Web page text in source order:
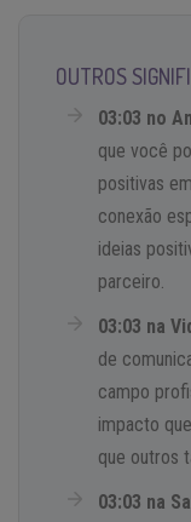
OUTROS
03:03 no
que você
positivas
conexão
ideias
parceiro.
03:03 na
de
campo
impacto
que outros
03:03 na